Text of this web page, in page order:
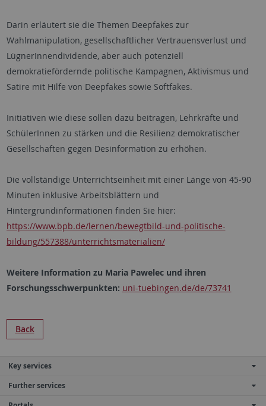
Darin erläutert sie die Themen Deepfakes zur
Wahlmanipulation, gesellschaftlicher Vertrauensverlust und
LügnerInnendividende, aber auch potenziell
demokratiefördernde politische Kampagnen, Aktivismus und
Satire mit Hilfe von Deepfakes sowie Softfakes.
Initiativen wie diese sollen dazu beitragen, Lehrkräfte und
SchülerInnen zu stärken und die Resilienz demokratischer
Gesellschaften gegen Desinformation zu erhöhen.
Die vollständige Unterrichtseinheit mit einer Länge von 45-90
Minuten inklusive Arbeitsblättern und
Hintergrundinformationen finden Sie hier:
https://www.bpb.de/lernen/bewegtbild-und-politische-
bildung/557388/unterrichtsmaterialien/
Weitere Information zu Maria Pawelec und ihren
Forschungsschwerpunkten: uni-tuebingen.de/de/73741
Back
Key services
Further services